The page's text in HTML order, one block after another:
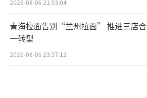
2026-08-06 21:03:04
青海拉面告别“兰州拉面” 推进三店合
一转型
2026-08-06 23:57:12